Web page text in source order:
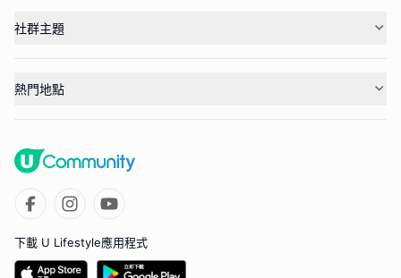
社群主題
熱門地點
下載 U Lifestyle應用程式